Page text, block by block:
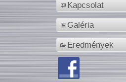
Kapcsolat
Galéria
Eredmények